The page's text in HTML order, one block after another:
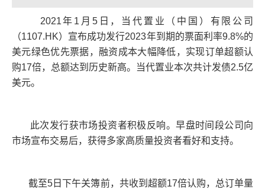
2021年1月5日，当代置业（中国）有限公司
（1107.HK）宣布成功发行2023年到期的票面利率9.8%的
美元绿色优先票据，融资成本大幅降低，实现订单超额认
购17倍，总额达到历史新高。当代置业本次共计发债2.5亿
美元。
此次发行获市场投资者积极反响。早盘时间段公司向
市场宣布交易后，获得多家高质量投资者看好和支持。
截至5日下午关簿前，共收到超额17倍认购，总订单量